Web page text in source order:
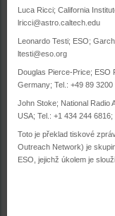
Luca Ricci; California
lricci@astro.caltech.edu
Leonardo Testi; ESO;
ltesti@eso.org
Douglas Pierce-Price; ESO
Germany; Tel.: +49 89 3200
John Stoke; National Radio
USA; Tel.: +1 434 244 6816;
Toto je překlad tiskové
Outreach Network) je
ESO, jejichž úkolem je